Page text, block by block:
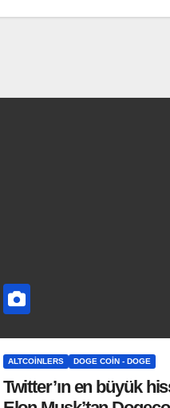
ALTCOINLERS DOGE COIN - DOGE
Twitter’ın en büyük